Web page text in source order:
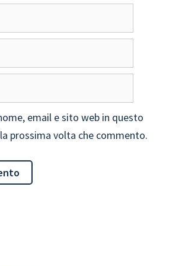
email e sito web in questo
prossima volta che commento.